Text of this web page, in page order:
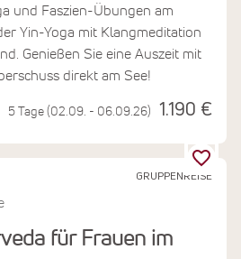
und Faszien-Übungen am
Yin-Yoga mit Klangmeditation
Genießen Sie eine Auszeit mit
direkt am See!
5 Tage (02.09. - 06.09.26) 1.190 €
GRUPPENREISE
für Frauen im